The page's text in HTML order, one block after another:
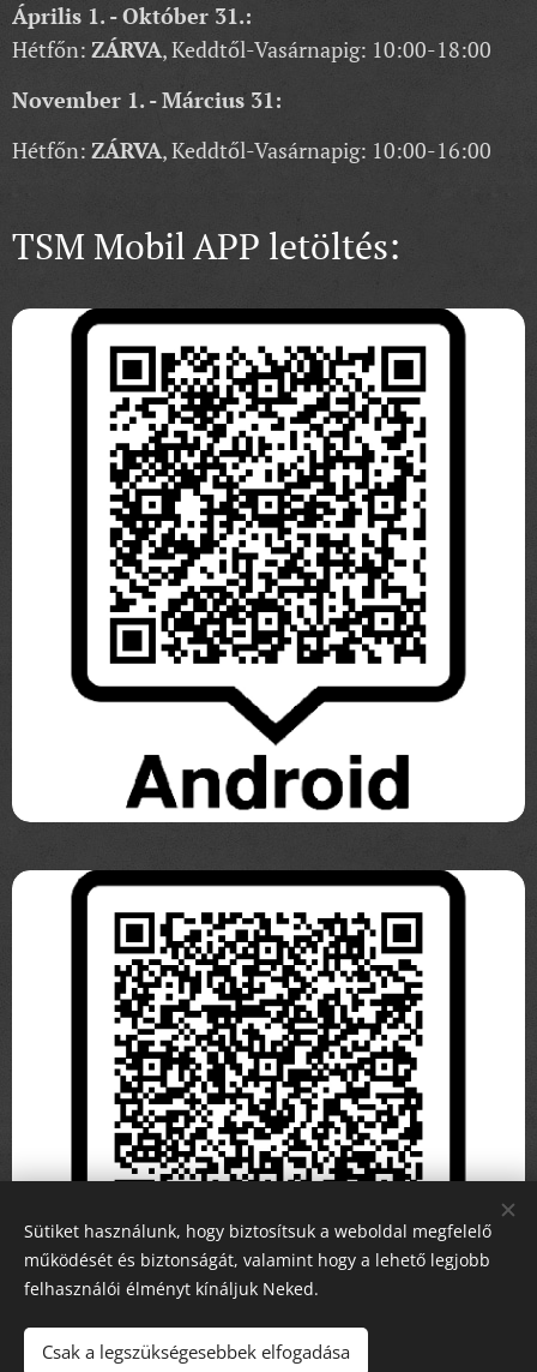
Április 1. - Október 31.:
Hétfőn: ZÁRVA, Keddtől-Vasárnapig: 10:00-18:00
November 1. - Március 31:
Hétfőn: ZÁRVA, Keddtől-Vasárnapig: 10:00-16:00
TSM Mobil APP letöltés:
Sütiket használunk, hogy biztosítsuk a weboldal megfelelő
működését és biztonságát, valamint hogy a lehető legjobb
felhasználói élményt kínáljuk Neked.
Csak a legszükségesebbek elfogadása